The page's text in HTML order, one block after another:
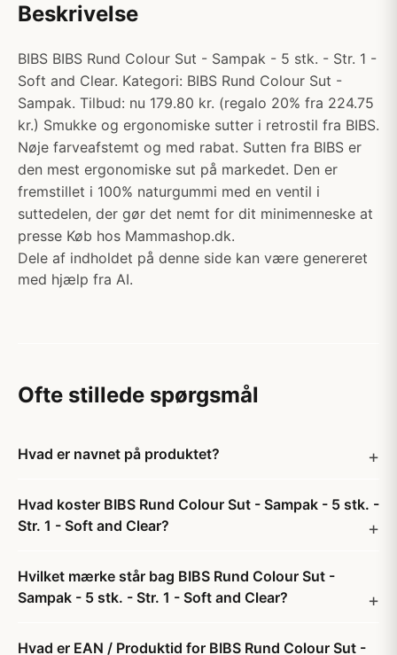
Beskrivelse
BIBS BIBS Rund Colour Sut - Sampak - 5 stk. - Str. 1 -
Soft and Clear. Kategori: BIBS Rund Colour Sut -
Sampak. Tilbud: nu 179.80 kr. (regalo 20% fra 224.75
kr.) Smukke og ergonomiske sutter i retrostil fra BIBS.
Nøje farveafstemt og med rabat. Sutten fra BIBS er
den mest ergonomiske sut på markedet. Den er
fremstillet i 100% naturgummi med en ventil i
suttedelen, der gør det nemt for dit minimenneske at
presse Køb hos Mammashop.dk.
Dele af indholdet på denne side kan være genereret
med hjælp fra AI.
Ofte stillede spørgsmål
Hvad er navnet på produktet?
Hvad koster BIBS Rund Colour Sut - Sampak - 5 stk. -
Str. 1 - Soft and Clear?
Hvilket mærke står bag BIBS Rund Colour Sut -
Sampak - 5 stk. - Str. 1 - Soft and Clear?
Hvad er EAN / Produktid for BIBS Rund Colour Sut -